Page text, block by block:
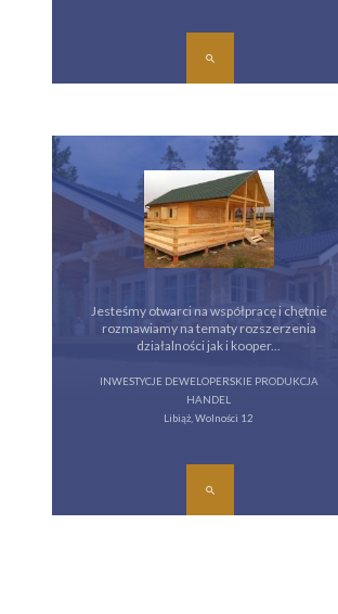
Jesteśmy otwarci na współpracę i chętnie
rozmawiamy na tematy rozszerzenia
działalności jak i kooper...
INWESTYCJE DEWELOPERSKIE PRODUKCJA
HANDEL
Libiąż, Wolności 12